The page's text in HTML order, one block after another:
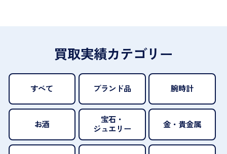
買取実績カテゴリー
すべて ブランド品 腕時計
お酒
宝石・
ジュエリー
金・貴金属